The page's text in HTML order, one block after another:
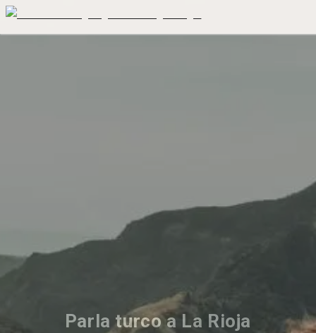
Parla turco a La Rioja